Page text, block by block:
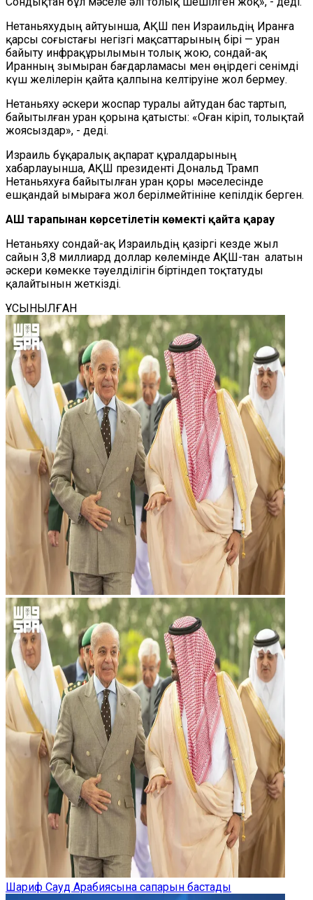
Нетаньяхудың айтуынша, АҚШ пен Израильдің Иранға
қарсы соғыстағы негізгі мақсаттарының бірі — уран
байыту инфрақұрылымын толық жою, сондай-ақ
Иранның зымыран бағдарламасы мен өңірдегі сенімді
күш желілерін қайта қалпына келтіруіне жол бермеу.
Нетаньяху әскери жоспар туралы айтудан бас тартып,
байытылған уран қорына қатысты: «Оған кіріп, толықтай
жоясыздар», - деді.
Израиль бұқаралық ақпарат құралдарының
хабарлауынша, АҚШ президенті Дональд Трамп
Нетаньяхуға байытылған уран қоры мәселесінде
ешқандай ымыраға жол берілмейтініне кепілдік берген.
АҚШ тарапынан көрсетілетін көмекті қайта қарау
Нетаньяху сондай-ақ Израильдің қазіргі кезде жыл
сайын 3,8 миллиард доллар көлемінде АҚШ-тан алатын
әскери көмекке тәуелділігін біртіндеп тоқтатуды
қалайтынын жеткізді.
ҰСЫНЫЛҒАН
Шариф Сауд Арабиясына сапарын бастады